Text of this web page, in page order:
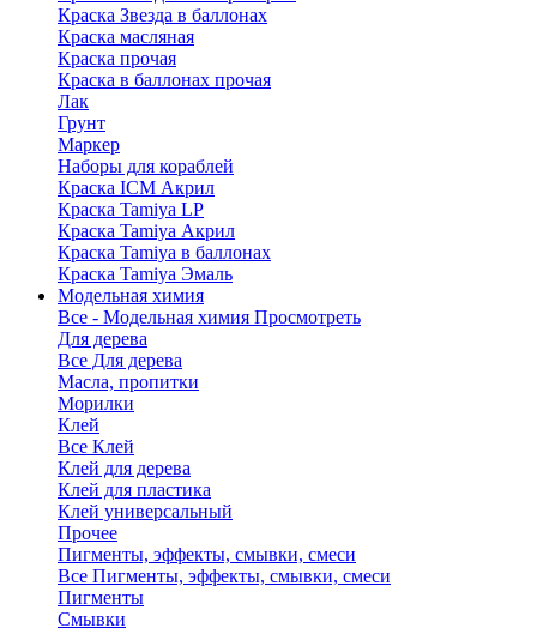
Краска Звезда в баллонах
Краска масляная
Краска прочая
Краска в баллонах прочая
Лак
Грунт
Маркер
Наборы для кораблей
Краска ICM Акрил
Краска Tamiya LP
Краска Tamiya Акрил
Краска Tamiya в баллонах
Краска Tamiya Эмаль
Модельная химия
Все - Модельная химия Просмотреть
Для дерева
Все Для дерева
Масла, пропитки
Морилки
Клей
Все Клей
Клей для дерева
Клей для пластика
Клей универсальный
Прочее
Пигменты, эффекты, смывки, смеси
Все Пигменты, эффекты, смывки, смеси
Пигменты
Смывки